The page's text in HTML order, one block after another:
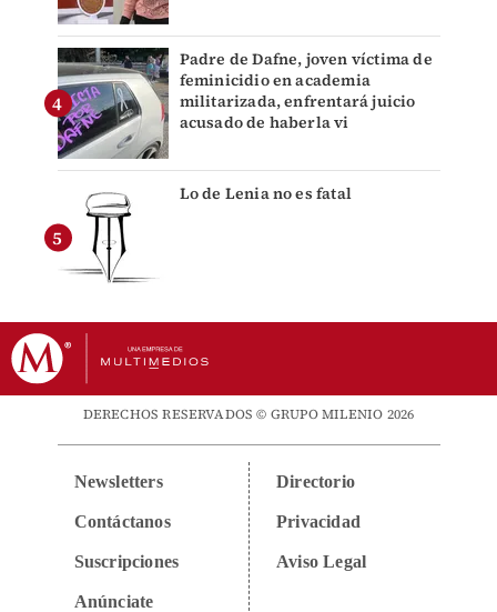
Padre de Dafne, joven víctima de
feminicidio en academia
militarizada, enfrentará juicio
acusado de haberla vi
Lo de Lenia no es fatal
DERECHOS RESERVADOS © GRUPO MILENIO 2026
Newsletters
Contáctanos
Suscripciones
Anúnciate
Directorio
Privacidad
Aviso Legal